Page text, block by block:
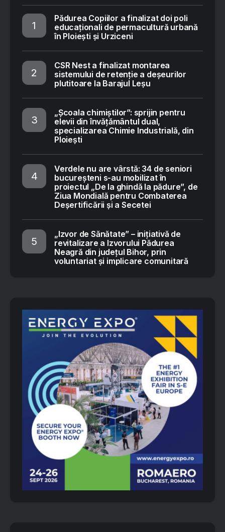
Pădurea Copiilor a finalizat doi poli
educaționali de permacultură urbană
în Ploiești și Urziceni
CSR Nest a finalizat montarea
sistemului de retenție a deșeurilor
plutitoare la Barajul Leșu
„Școala chimiștilor”: sprijin pentru
elevii din învățământul dual,
specializarea Chimie Industrială, din
Ploiești
Verdele nu are vârstă: 34 de seniori
bucureșteni s-au mobilizat în
proiectul „De la ghindă la pădure”, de
Ziua Mondială pentru Combaterea
Deșertificării și a Secetei
„Izvor de Sănătate” – inițiativă de
revitalizare a Izvorului Pădurea
Neagră din județul Bihor, prin
voluntariat și implicare comunitară